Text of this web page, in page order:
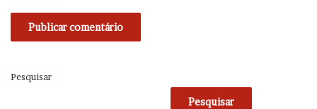
Pesquisar
Pesquisar